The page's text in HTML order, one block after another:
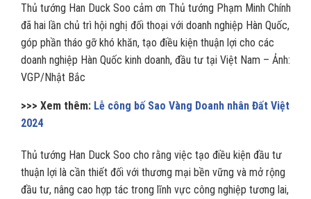
Thủ tướng Han Duck Soo cảm ơn Thủ tướng Phạm Minh Chính
đã hai lần chủ trì hội nghị đối thoại với doanh nghiệp Hàn Quốc,
góp phần tháo gỡ khó khăn, tạo điều kiện thuận lợi cho các
doanh nghiệp Hàn Quốc kinh doanh, đầu tư tại Việt Nam – Ảnh:
VGP/Nhật Bắc
>>> Xem thêm: Lễ công bố Sao Vàng Doanh nhân Đất Việt
2024
Thủ tướng Han Duck Soo cho rằng việc tạo điều kiện đầu tư
thuận lợi là cần thiết đối với thương mại bền vững và mở rộng
đầu tư, nâng cao hợp tác trong lĩnh vực công nghiệp tương lai,